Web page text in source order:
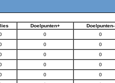
Doelpunten+ Doelpunten-
0 0
0 0
0 0
0 0
0 0